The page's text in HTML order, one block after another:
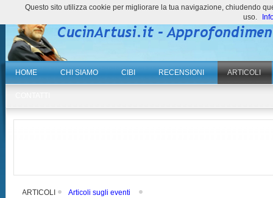
HOME CHI SIAMO CIBI RECENSIONI ARTICOLI
ARTICOLI Articoli sugli eventi
Questo sito utilizza cookie per migliorare la tua navigazione, chiudendo
uso.